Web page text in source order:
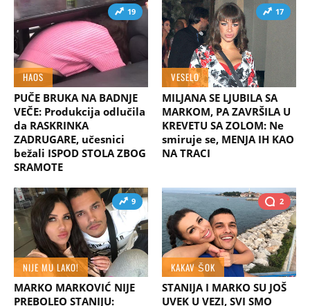
19
HAOS
PUČE BRUKA NA BADNJE
VEČE: Produkcija odlučila
da RASKRINKA
ZADRUGARE, učesnici
bežali ISPOD STOLA ZBOG
SRAMOTE
17
VESELO
MILJANA SE LJUBILA SA
MARKOM, PA ZAVRŠILA U
KREVETU SA ZOLOM: Ne
smiruje se, MENJA IH KAO
NA TRACI
9
NIJE MU LAKO!
MARKO MARKOVIĆ NIJE
PREBOLEO STANIJU:
2
KAKAV ŠOK
STANIJA I MARKO SU JOŠ
UVEK U VEZI, SVI SMO